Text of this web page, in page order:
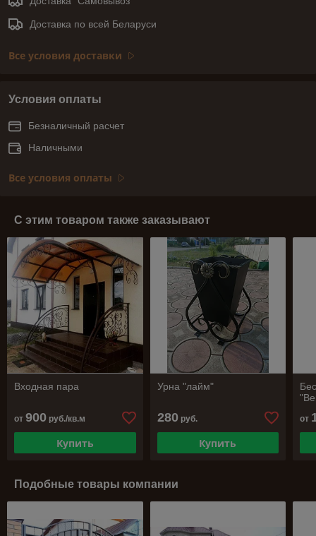
Доставка по всей Беларуси
Все условия доставки
Условия оплаты
Безналичный расчет
Наличными
Все условия оплаты
С этим товаром также заказывают
Входная пара
от 900 руб./кв.м
Купить
Урна "лайм"
280руб.
Купить
от
Подобные товары компании